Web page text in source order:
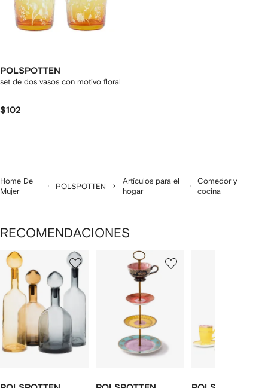
POLSPOTTEN
set de dos vasos con motivo floral
$102
Home De
Mujer
POLSPOTTEN
Artículos para el
hogar
Comedor y
cocina
RECOMENDACIONES
de